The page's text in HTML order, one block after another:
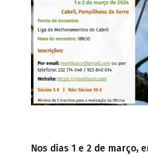
Nos dias 1 e 2 de março,